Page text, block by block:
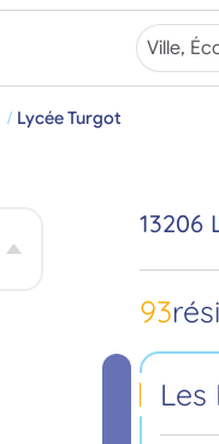
Lycée Turgot
13206
93
Les